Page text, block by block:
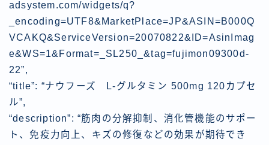
adsystem.com/widgets/q?
_encoding=UTF8&MarketPlace=JP&ASIN=B000Q
VCAKQ&ServiceVersion=20070822&ID=AsinImag
e&WS=1&Format=_SL250_&tag=fujimon09300d-
22”,
“title”: “ナウフーズ L-グルタミン 500mg 120カプセ
ル”,
“description”: “筋肉の分解抑制、消化管機能のサポー
ト、免疫力向上、キズの修復などの効果が期待でき